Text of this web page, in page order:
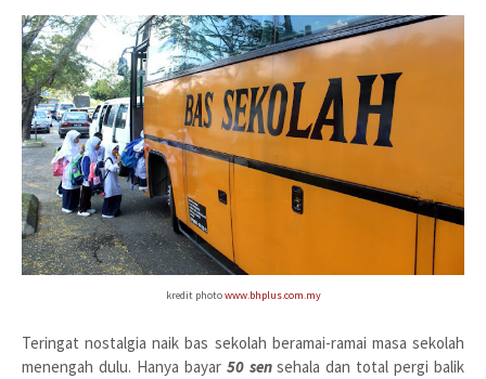
kredit photowww.bhplus.com.my
Teringat nostalgia naik bas sekolah beramai-ramai masa sekolah
menengah dulu. Hanya bayar 50 sensehala dan total pergi balik